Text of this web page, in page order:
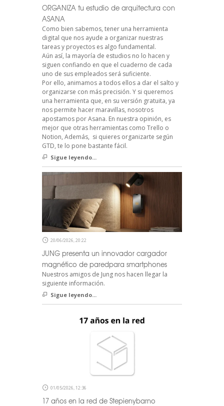
ORGANIZA tu estudio de arquitectura con
ASANA
Como bien sabemos, tener una herramienta
digital que nos ayude a organizar nuestras
tareas y proyectos es algo fundamental.
Aún así, la mayoría de estudios no lo hacen y
siguen confiando en que el cuaderno de cada
uno de sus empleados será suficiente.
Por ello, animamos a todos ellos a dar el salto y
organizarse con más precisión. Y si queremos
una herramienta que, en su versión gratuita, ya
nos permite hacer maravillas, nosotros
apostamos por Asana. En nuestra opinión, es
mejor que otras herramientas como Trello o
Notion, Además, si quieres organizarte según
GTD, te lo pone bastante fácil.
Sigue leyendo...
20/06/2026, 20:22
JUNG presenta un innovador cargador
magnético de paredpara smartphones
Nuestros amigos de Jung nos hacen llegar la
siguiente información.
Sigue leyendo...
01/05/2026, 12:36
17 años en la red de Stepienybarno